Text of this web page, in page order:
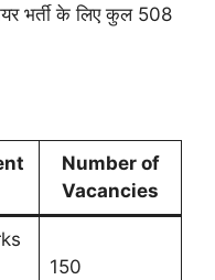
भर्ती के लिए कुल 508
Number of
Vacancies
150